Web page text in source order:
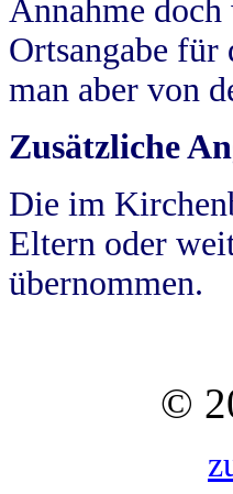
Annahme
Ortsangabe für
man aber von
Zusätzliche
Die im
Eltern oder
übernommen.
©